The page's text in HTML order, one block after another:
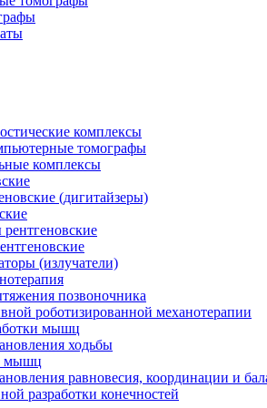
комплексы
томографы
комплексы
(дигитайзеры)
(излучатели)
позвоночника
роботизированной механотерапии
мышц
ходьбы
мышц
равновесия, координации и
разработки конечностей